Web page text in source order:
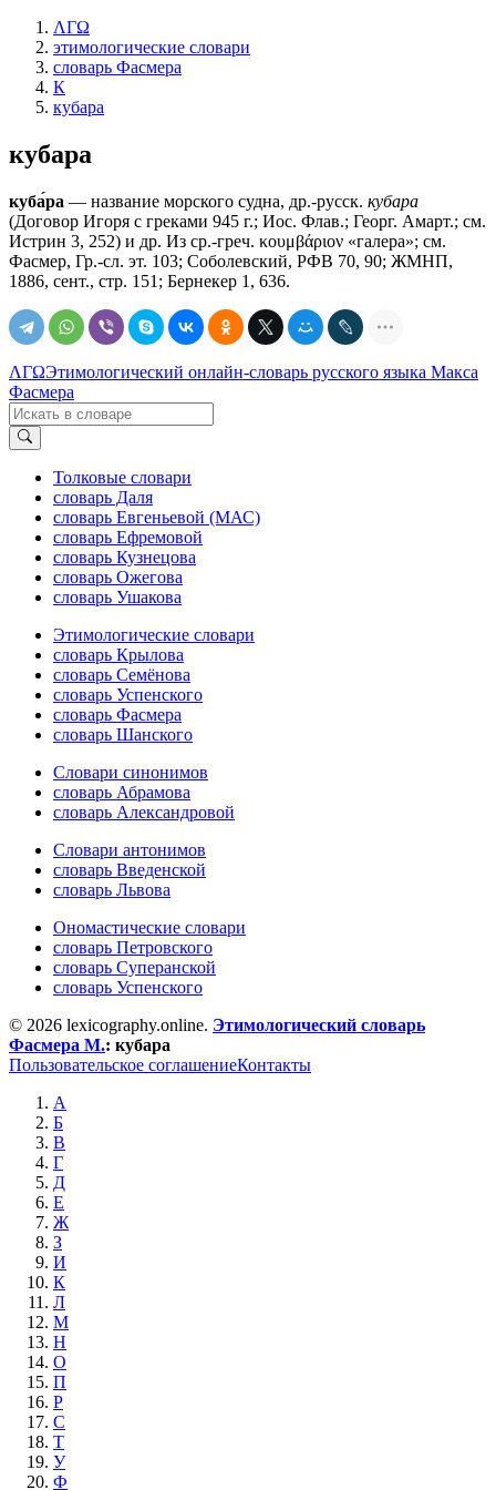
ΛΓΩ
этимологические словари
словарь Фасмера
К
кубара
кубара
куба́ра — название морского судна, др.-русск. кубара
(Договор Игоря с греками 945 г.; Иос. Флав.; Георг. Амарт.; см.
Истрин 3, 252) и др. Из ср.-греч. κουμβάριον «галера»; см.
Фасмер, Гр.-сл. эт. 103; Соболевский, РФВ 70, 90; ЖМНП,
1886, сент., стр. 151; Бернекер 1, 636.
ΛΓΩЭтимологический онлайн-словарь русского языка Макса
Фасмера
Толковые словари
словарь Даля
словарь Евгеньевой (МАС)
словарь Ефремовой
словарь Кузнецова
словарь Ожегова
словарь Ушакова
Этимологические словари
словарь Крылова
словарь Семёнова
словарь Успенского
словарь Фасмера
словарь Шанского
Словари синонимов
словарь Абрамова
словарь Александровой
Словари антонимов
словарь Введенской
словарь Львова
Ономастические словари
словарь Петровского
словарь Суперанской
словарь Успенского
© 2026 lexicography.online. Этимологический словарь
Фасмера М.: кубара
Пользовательское соглашениеКонтакты
А
Б
В
Г
Д
Е
Ж
З
И
К
Л
М
Н
О
П
Р
С
Т
У
Ф